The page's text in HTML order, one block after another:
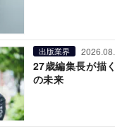
出版業界
27歳編集長が描
の未来